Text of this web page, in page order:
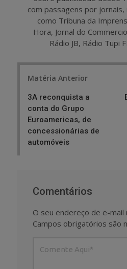
com passagens por
como Tribuna da
Hora, Jornal do
Rádio JB, Rádio Tupi
Matéria Anterior
3A reconquista a
conta do Grupo
Euroamericas, de
concessionárias de
automóveis
Comentários
O seu endereço de e-mail
Campos obrigatórios são